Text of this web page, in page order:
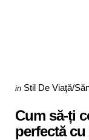
Categories
Posted
in Stil De Viaţă/
Cum să-ți
perfectă